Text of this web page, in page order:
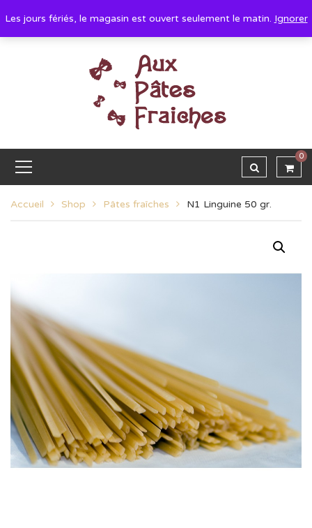
Les jours fériés, le magasin est ouvert seulement le matin. Ignorer
0
Accueil Shop Pâtes fraîches N1 Linguine 50 gr.